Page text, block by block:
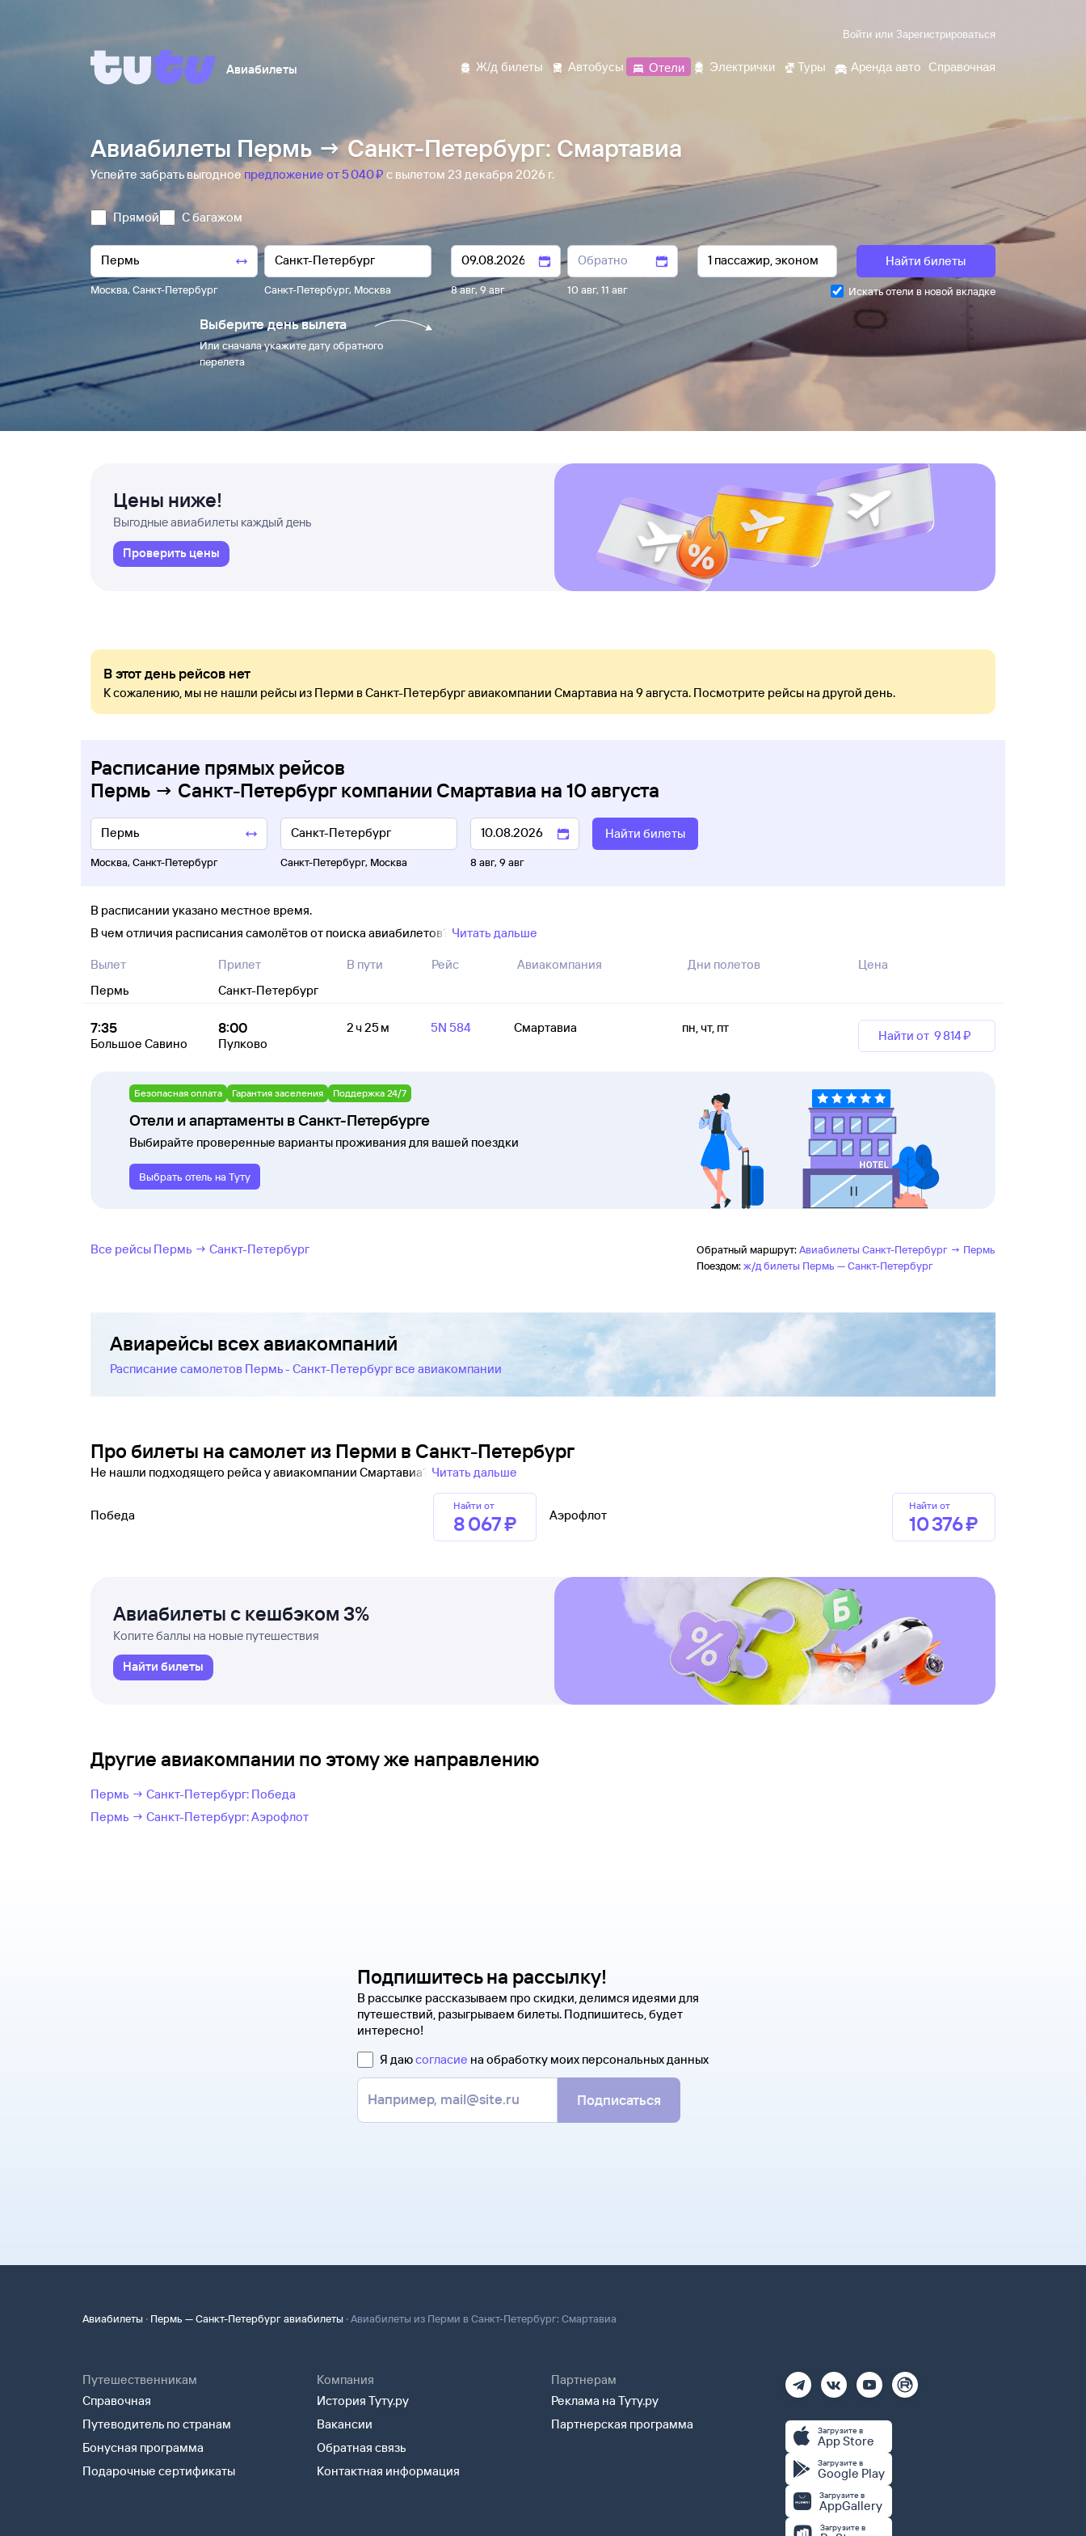
Войти или Зарегистрироваться
Авиабилеты Ж/д билеты Автобусы Отели Электрички Туры Аренда авто Справочная
Авиабилеты Пермь → Санкт-Петербург: Смартавиа
Успейте забрать выгодное предложение от 5 ⁠040 ⁠₽ с вылетом 23 декабря 2026 г.
Прямой С багажом
Москва, Санкт-Петербург Санкт-Петербург, Москва 8 авг, 9 авг 10 авг,11 авг
Найти билеты
Искать отели в новой вкладке
Выберите день вылета
Или сначала укажите дату обратного
перелета
Цены ниже!
Выгодные авиабилеты каждый день
Проверить цены
В этот день рейсов нет
К сожалению, мы не нашли рейсы из Перми в Санкт-Петербург авиакомпании Смартавиа на 9 августа. Посмотрите рейсы на другой день.
Расписание прямых рейсов
Пермь → Санкт-Петербург компании Смартавиа на 10 августа
Москва, Санкт-Петербург Санкт-Петербург, Москва 8 авг, 9 авг
Найти билеты
В расписании указано местное время.
В чем отличия расписания самолётов от поиска авиабилетов? Читать дальше
Вылет
Пермь
Прилет
Санкт-Петербург
В пути Рейс Авиакомпания Дни полетов Цена
7:35
Большое Савино
8:00
Пулково
2 ч 25 м 5N 584 Смартавиа пн, чт, пт
Найти от 9 ⁠814 ⁠₽
Безопасная оплата Гарантия заселения Поддержка 24/7
Отели и апартаменты в Санкт-Петербурге
Выбирайте проверенные варианты проживания для вашей поездки
Выбрать отель на Туту
Все рейсы Пермь → Санкт-Петербург Обратный маршрут:Авиабилеты Санкт-Петербург → Пермь
Поездом:ж/д билеты Пермь — Санкт-Петербург
Авиарейсы всех авиакомпаний
Расписание самолетов Пермь - Санкт-Петербург все авиакомпании
Про билеты на самолет из Перми в Санкт-Петербург
Не нашли подходящего рейса у авиакомпании Смартавиа? Читать дальше
Победа
Найти от
8 ⁠067 ⁠₽ Аэрофлот
Найти от
10 ⁠376 ⁠₽
Авиабилеты с кешбэком 3%
Копите баллы на новые путешествия
Найти билеты
Другие авиакомпании по этому же направлению
Пермь → Санкт-Петербург: Победа
Пермь → Санкт-Петербург: Аэрофлот
Подпишитесь на рассылку!
В рассылке рассказываем про скидки, делимся идеями для
путешествий, разыгрываем билеты. Подпишитесь, будет
интересно!
Я даюсогласие на обработку моих персональных данных
Подписаться
Авиабилеты · Пермь — Санкт-Петербург авиабилеты ·Авиабилеты из Перми в Санкт-Петербург: Смартавиа
Путешественникам
Справочная
Путеводитель по странам
Бонусная программа
Подарочные сертификаты
Компания
История Туту.ру
Вакансии
Обратная связь
Контактная информация
Партнерам
Реклама на Туту.ру
Партнерская программа
Загрузите в
App Store
Загрузите в
Google Play
Загрузите в
AppGallery
Загрузите в